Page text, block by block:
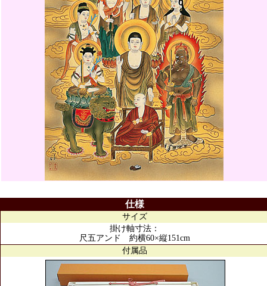
仕様
サイズ
掛け軸寸法：
尺五アンド 約横60×縦151cm
付属品